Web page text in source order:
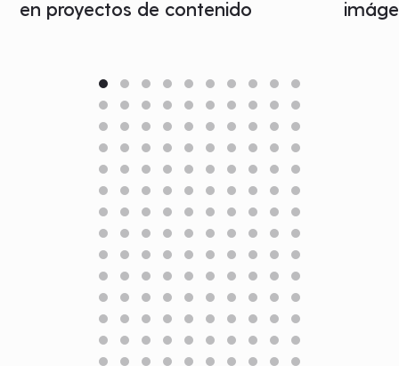
en proyectos de contenido